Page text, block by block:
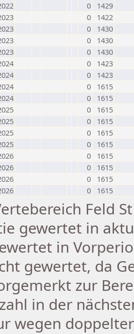
0
1429
0
1422
0
1430
0
1430
0
1430
0
1423
0
1423
0
1615
0
1615
0
1615
0
1615
0
1615
0
1615
0
1615
0
1615
0
1615
0 1615
Feld
gewertet in
in
gewertet, da
zur
in der
wegen